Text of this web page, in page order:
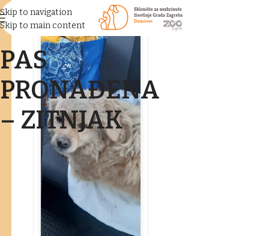
Skip to navigation
Skip to main content
PAS
PRONAĐENA
– ZITNJAK